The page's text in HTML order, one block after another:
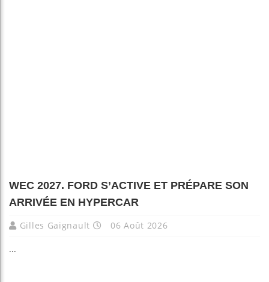
WEC 2027. FORD S’ACTIVE ET PRÉPARE SON
ARRIVÉE EN HYPERCAR
Gilles Gaignault 06 Août 2026
...